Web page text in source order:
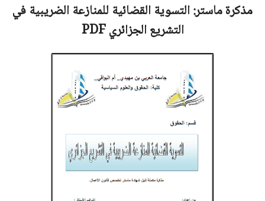
مذكرة ماستر:التسوية القضائية للمنازعة الضريبية في
التشريع الجزائريPDF